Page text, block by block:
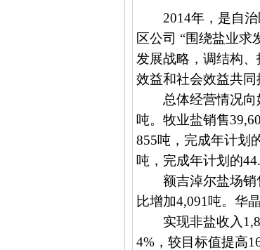
2014年，是自
区公司 “围绕盐业求
发展战略，调结构
效益和社会效益共同
总体经营情况
吨。牧业盐销售
855吨，完成年计划
吨，完成年计划的
额吉淖尔盐场销
比增加4,091吨。华
实现非盐收入
4% ，较目标值提高